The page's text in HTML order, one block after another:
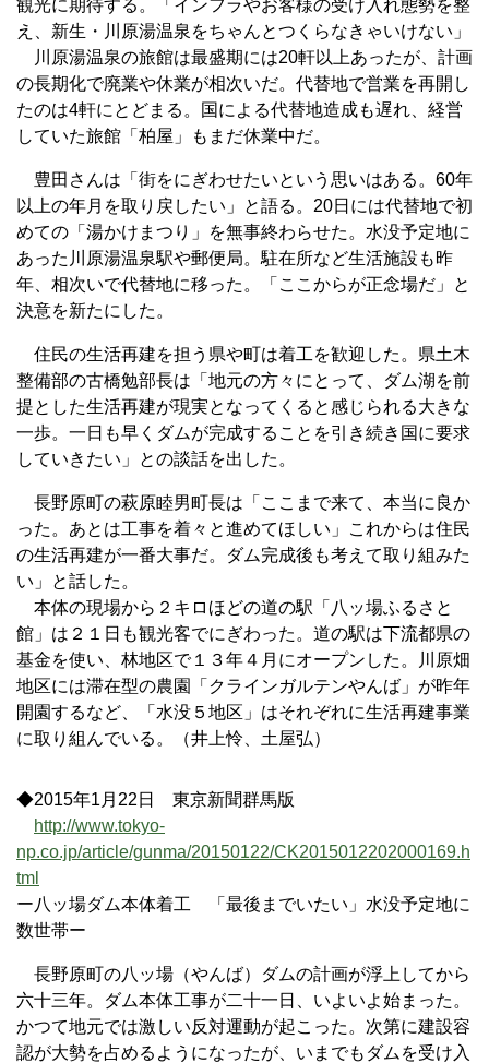
観光に期待する。「インフラやお客様の受け入れ態勢を整
え、新生・川原湯温泉をちゃんとつくらなきゃいけない」
川原湯温泉の旅館は最盛期には20軒以上あったが、計画
の長期化で廃業や休業が相次いだ。代替地で営業を再開し
たのは4軒にとどまる。国による代替地造成も遅れ、経営
していた旅館「柏屋」もまだ休業中だ。
豊田さんは「街をにぎわせたいという思いはある。60年
以上の年月を取り戻したい」と語る。20日には代替地で初
めての「湯かけまつり」を無事終わらせた。水没予定地に
あった川原湯温泉駅や郵便局。駐在所など生活施設も昨
年、相次いで代替地に移った。「ここからが正念場だ」と
決意を新たにした。
住民の生活再建を担う県や町は着工を歓迎した。県土木
整備部の古橋勉部長は「地元の方々にとって、ダム湖を前
提とした生活再建が現実となってくると感じられる大きな
一歩。一日も早くダムが完成することを引き続き国に要求
していきたい」との談話を出した。
長野原町の萩原睦男町長は「ここまで来て、本当に良か
った。あとは工事を着々と進めてほしい」これからは住民
の生活再建が一番大事だ。ダム完成後も考えて取り組みた
い」と話した。
本体の現場から２キロほどの道の駅「八ッ場ふるさと
館」は２１日も観光客でにぎわった。道の駅は下流都県の
基金を使い、林地区で１３年４月にオープンした。川原畑
地区には滞在型の農園「クラインガルテンやんば」が昨年
開園するなど、「水没５地区」はそれぞれに生活再建事業
に取り組んでいる。（井上怜、土屋弘）
◆2015年1月22日 東京新聞群馬版
http://www.tokyo-
np.co.jp/article/gunma/20150122/CK2015012202000169.h
tml
ー八ッ場ダム本体着工 「最後までいたい」水没予定地に
数世帯ー
長野原町の八ッ場（やんば）ダムの計画が浮上してから
六十三年。ダム本体工事が二十一日、いよいよ始まった。
かつて地元では激しい反対運動が起こった。次第に建設容
認が大勢を占めるようになったが、いまでもダムを受け入